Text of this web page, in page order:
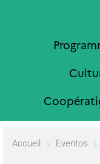
Accueil Eventos